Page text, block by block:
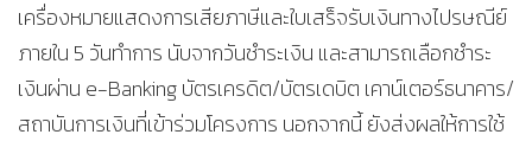
เครื่องหมายแสดงการเสียภาษีและใบเสร็จรับเงินทางไปรษณีย์
ภายใน 5 วันทำการ นับจากวันชำระเงิน และสามารถเลือกชำระ
เงินผ่าน e-Banking บัตรเครดิต/บัตรเดบิต เคาน์เตอร์ธนาคาร/
สถาบันการเงินที่เข้าร่วมโครงการ นอกจากนี้ ยังส่งผลให้การใช้